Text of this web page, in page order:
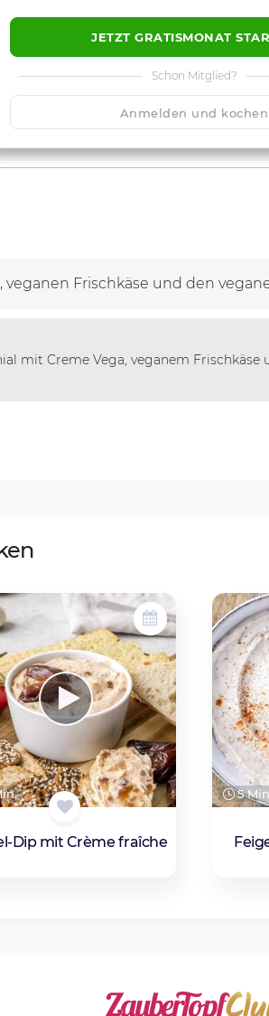
JETZT GRATISMONAT
Schon Mitglied?
Anmelden und kochen
Frischkäse und den
mit Creme Vega, veganem Frischkäse
Dip mit Crème fraîche
5